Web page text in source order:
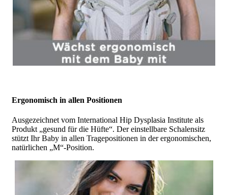
Ergonomisch in allen Positionen
Ausgezeichnet vom International Hip Dysplasia Institute als
Produkt „gesund für die Hüfte“. Der einstellbare Schalensitz
stützt Ihr Baby in allen Tragepositionen in der ergonomischen,
natürlichen „M“-Position.